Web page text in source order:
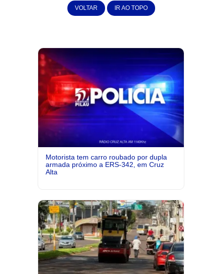
VOLTAR IR AO TOPO
Motorista tem carro roubado por dupla
armada próximo a ERS-342, em Cruz
Alta